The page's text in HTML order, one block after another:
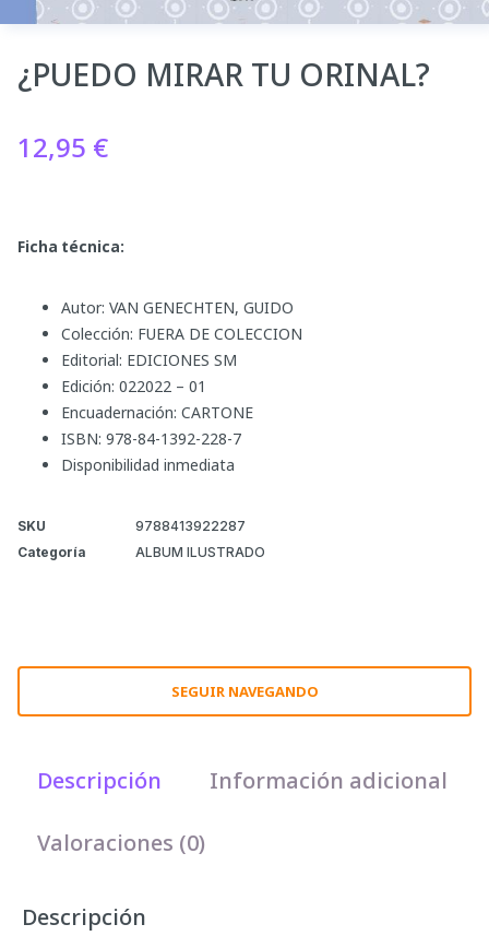
¿PUEDO MIRAR TU ORINAL?
12,95 €
Ficha técnica:
Autor: VAN GENECHTEN, GUIDO
Colección: FUERA DE COLECCION
Editorial: EDICIONES SM
Edición: 022022 – 01
Encuadernación: CARTONE
ISBN: 978-84-1392-228-7
Disponibilidad inmediata
SKU
9788413922287
Categoría
ALBUM ILUSTRADO
SEGUIR NAVEGANDO
Descripción Información adicional
Valoraciones (0)
Descripción